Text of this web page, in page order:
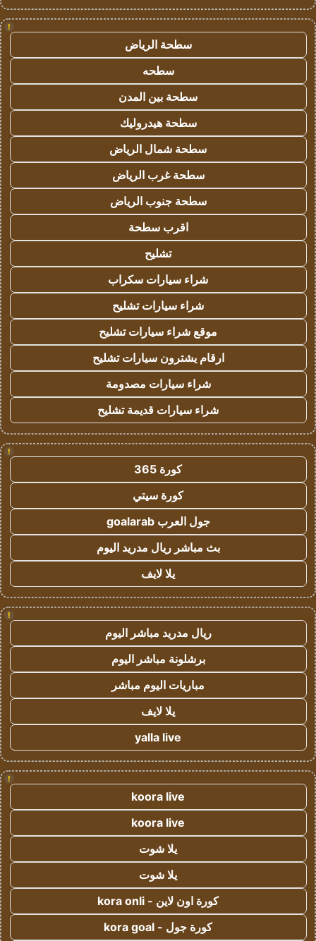
!
سطحة الرياض
سطحه
سطحة بين المدن
سطحة هيدروليك
سطحة شمال الرياض
سطحة غرب الرياض
سطحة جنوب الرياض
اقرب سطحة
تشليح
شراء سيارات سكراب
شراء سيارات تشليح
موقع شراء سيارات تشليح
ارقام يشترون سيارات تشليح
شراء سيارات مصدومة
شراء سيارات قديمة تشليح
!
كورة 365
كورة سيتي
جول العرب goalarab
بث مباشر ريال مدريد اليوم
يلا لايف
!
ريال مدريد مباشر اليوم
برشلونة مباشر اليوم
مباريات اليوم مباشر
يلا لايف
yalla live
!
koora live
koora live
يلا شوت
يلا شوت
كورة اون لاين - kora onli
كورة جول - kora goal